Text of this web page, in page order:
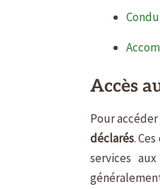
Accès
Pour
déclarés.
services